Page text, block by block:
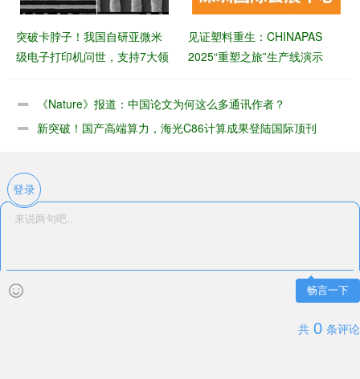
突破卡脖子！我国自研亚微米
级电子打印机问世，支持7大领
见证塑料重生：CHINAPAS
2025“重塑之旅”生产线演示
《Nature》报道：中国论文为何这么多通讯作者？
新突破！国产高端算力，海光C86计算成果登陆国际顶刊
登录
畅言一下
共 0 条评论